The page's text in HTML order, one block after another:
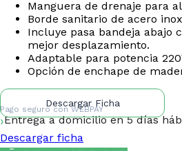
Manguera de drenaje para
Borde sanitario de acero
Incluye pasa bandeja abajo
mejor desplazamiento.
Adaptable para potencia
Opción de enchape de
Descargar Ficha
Pago seguro conWEBPAY
Entrega a domicilio en 5 días
Descargar ficha